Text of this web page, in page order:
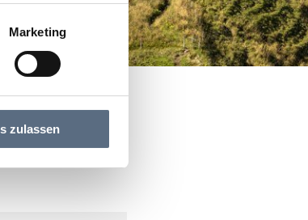
Marketing
zulassen